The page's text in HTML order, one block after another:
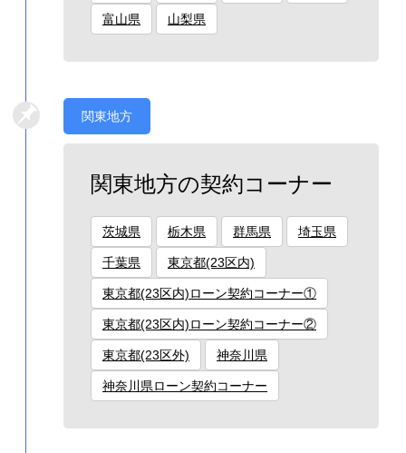
富山県 山梨県
関東地方
関東地方の契約コーナー
茨城県 栃木県 群馬県 埼玉県
千葉県 東京都(23区内)
東京都(23区内)ローン契約コーナー①
東京都(23区内)ローン契約コーナー②
東京都(23区外) 神奈川県
神奈川県ローン契約コーナー